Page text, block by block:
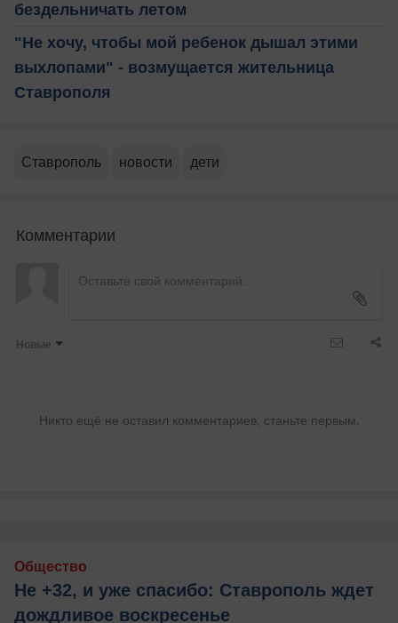
бездельничать летом
"Не хочу, чтобы мой ребенок дышал этими
выхлопами" - возмущается жительница
Ставрополя
Ставрополь новости дети
Комментарии
Новые
Никто ещё не оставил комментариев, станьте первым.
Общество
Не +32, и уже спасибо: Ставрополь ждет
дождливое воскресенье